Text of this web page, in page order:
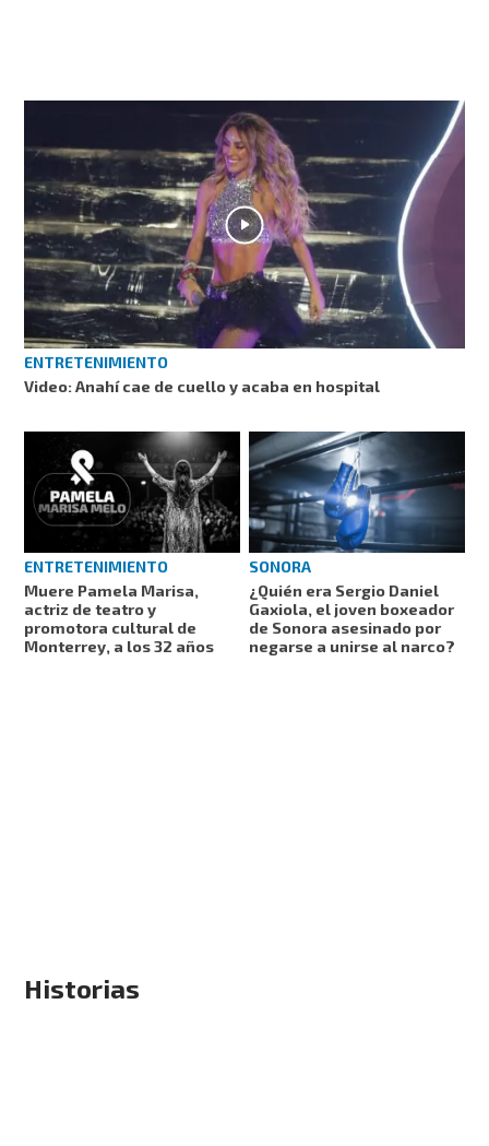
ENTRETENIMIENTO
Video: Anahí cae de cuello y acaba en hospital
ENTRETENIMIENTO
Muere Pamela Marisa,
actriz de teatro y
promotora cultural de
Monterrey, a los 32 años
SONORA
¿Quién era Sergio Daniel
Gaxiola, el joven boxeador
de Sonora asesinado por
negarse a unirse al narco?
Historias